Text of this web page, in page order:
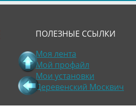
ПОЛЕЗНЫЕ ССЫЛКИ
Моя лента
Мой профайл
Мои установки
Деревенский Москвич